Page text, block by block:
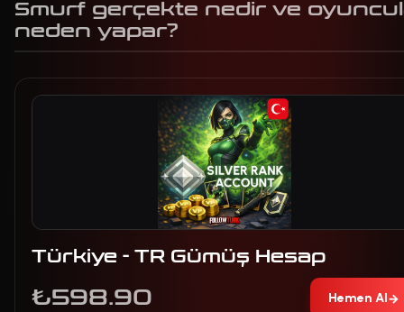
Smurf gerçekte nedir ve
neden yapar?
Türkiye - TR Gümüş Hesap
₺598.90 Hemen Al→